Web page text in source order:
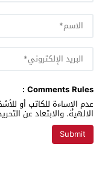
Comments Rules :
عدم الإساءة للكاتب أو
الالهية. والابتعاد عن